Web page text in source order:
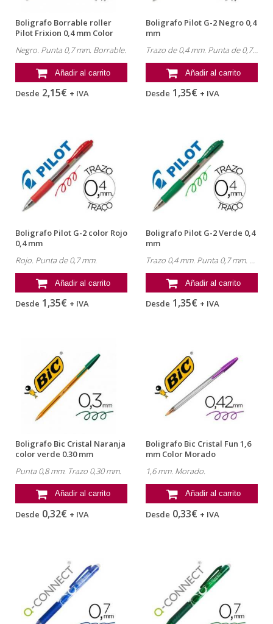
Boligrafo Borrable roller
Pilot Frixion 0,4 mm Color
Negro. Punta 0,7 mm. Borrable.
Añadir al carrito
Desde 2,15€ + IVA
Boligrafo Pilot G-2 Negro 0,4
mm
Trazo de 0,4 mm. Punta de 0,7 mm.
Añadir al carrito
Desde 1,35€ + IVA
Boligrafo Pilot G-2 color Rojo
0,4 mm
Rojo. Punta de 0,7 mm.
Añadir al carrito
Desde 1,35€ + IVA
Boligrafo Pilot G-2 Verde 0,4
mm
Trazo 0,4 mm. Punta 0,7 mm. Gel.
Añadir al carrito
Desde 1,35€ + IVA
Boligrafo Bic Cristal Naranja
color verde 0.30 mm
Punta 0,8 mm. Trazo 0,30 mm.
Añadir al carrito
Desde 0,32€ + IVA
Boligrafo Bic Cristal Fun 1,6
mm Color Morado
1,6 mm. Morado.
Añadir al carrito
Desde 0,33€ + IVA